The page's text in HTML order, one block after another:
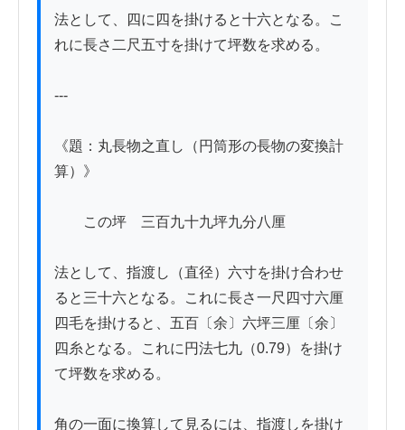
法として、四に四を掛けると十六となる。こ
れに長さ二尺五寸を掛けて坪数を求める。
---
《題：丸長物之直し（円筒形の長物の変換計
算）》
この坪　三百九十九坪九分八厘
法として、指渡し（直径）六寸を掛け合わせ
ると三十六となる。これに長さ一尺四寸六厘
四毛を掛けると、五百〔余〕六坪三厘〔余〕
四糸となる。これに円法七九（0.79）を掛け
て坪数を求める。
角の一面に換算して見るには、指渡しを掛け